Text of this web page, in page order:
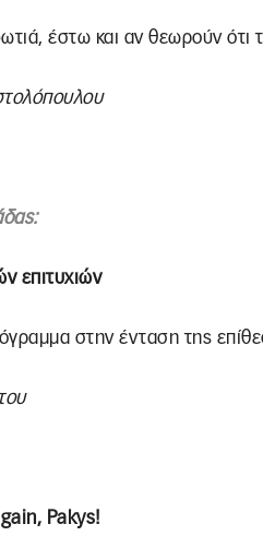
έστω και αν θεωρούν ότι
επιτυχιών
στην ένταση της
Pakys!